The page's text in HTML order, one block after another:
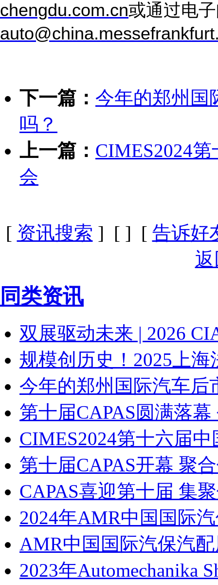
chengdu.com.cn或通过电
下一篇： 今年的郑州国
吗？
上一篇： CIMES2024
会
[ 资讯搜索 ] [ ] [ 告诉好
同类资讯
双展驱动未来 | 2026
规模创历史！2025上
今年的郑州国际汽车后
第十届CAPAS圆满落
CIMES2024第十六届
第十届CAPAS开幕 聚
CAPAS喜迎第十届 集
2024年AMR中国国际
AMR中国国际汽保汽
2023年Automechanika